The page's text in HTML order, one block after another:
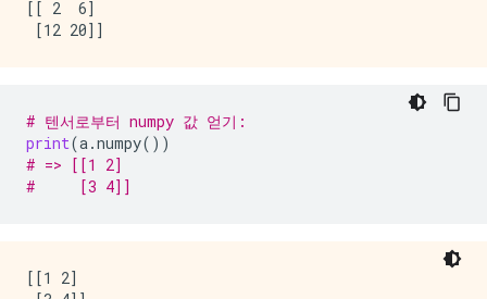
[[ 2  6]
# 텐서로부터 numpy 값 얻기:
print(a.numpy())
# => [[1 2]
#     [3 4]]
[[1 2]